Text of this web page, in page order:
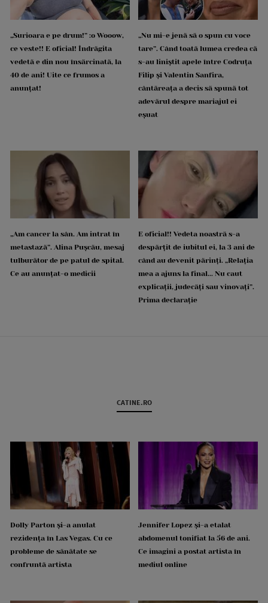
„Surioara e pe drum!” :o Wooow,
ce veste!! E oficial! Îndrăgita
vedetă e din nou însărcinată, la
40 de ani! Uite ce frumos a
anunțat!
„Nu mi-e jenă să o spun cu voce
tare”. Când toată lumea credea că
s-au liniștit apele între Codruța
Filip și Valentin Sanfira,
cântăreața a decis să spună tot
adevărul despre mariajul ei
eșuat
„Am cancer la sân. Am intrat în
metastază”. Alina Pușcău, mesaj
tulburător de pe patul de spital.
Ce au anunțat-o medicii
E oficial!! Vedeta noastră s-a
despărțit de iubitul ei, la 3 ani de
când au devenit părinți. „Relația
mea a ajuns la final... Nu caut
explicații, judecăți sau vinovați”.
Prima declarație
CATINE.RO
Dolly Parton și-a anulat
rezidența în Las Vegas. Cu ce
probleme de sănătate se
confruntă artista
Jennifer Lopez și-a etalat
abdomenul tonifiat la 56 de ani.
Ce imagini a postat artista în
mediul online